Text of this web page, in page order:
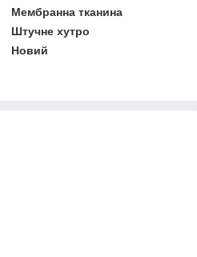
Мембранна тканина
Штучне хутро
Новий